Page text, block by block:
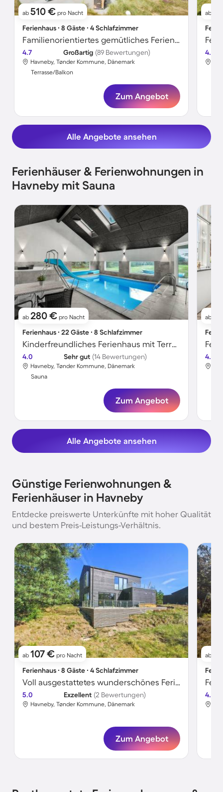
ab 510 € pro Nacht
Ferienhaus ∙ 8 Gäste ∙ 4 Schlafzimmer
Familienorientiertes gemütliches Ferienhaus mit Sauna, Whirlpool und Terrasse | Meerblick
4.7 Großartig (89 Bewertungen)
Havneby, Tønder Kommune, Dänemark
Terrasse/Balkon
Zum Angebot
ab
4.0
Alle Angebote ansehen
Ferienhäuser & Ferienwohnungen in
Havneby mit Sauna
ab 280 € pro Nacht
Ferienhaus ∙ 22 Gäste ∙ 8 Schlafzimmer
Kinderfreundliches Ferienhaus mit Terrasse, privatem Pool und Grill | Naturblick | Haustierfreundlich
4.0 Sehr gut (14 Bewertungen)
Havneby, Tønder Kommune, Dänemark
Sauna
Zum Angebot
ab
4.7
Alle Angebote ansehen
Günstige Ferienwohnungen &
Ferienhäuser in Havneby
Entdecke preiswerte Unterkünfte mit hoher Qualität
und bestem Preis-Leistungs-Verhältnis.
ab 107 € pro Nacht
Ferienhaus ∙ 8 Gäste ∙ 4 Schlafzimmer
Voll ausgestattetes wunderschönes Ferienhaus mit Sauna und Terrasse
5.0 Exzellent (2 Bewertungen)
Havneby, Tønder Kommune, Dänemark
Zum Angebot
ab
4.6